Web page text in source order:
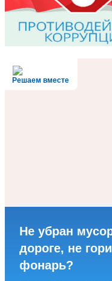
Решаем вместе
Не убран
дороге, не
фонарь?